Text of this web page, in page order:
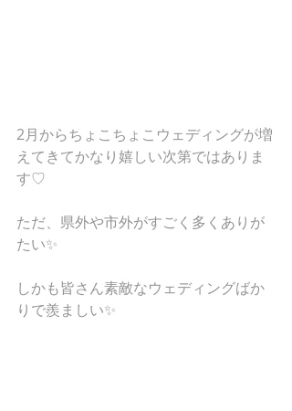
2月からちょこちょこウェディングが増
えてきてかなり嬉しい次第ではありま
す♡
ただ、県外や市外がすごく多くありが
たい✨
しかも皆さん素敵なウェディングばか
りで羨ましい✨